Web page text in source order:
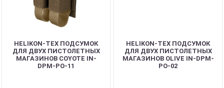
HELIKON-TEX ПОДСУМОК
ДЛЯ ДВУХ ПИСТОЛЕТНЫХ
МАГАЗИНОВ COYOTE IN-
DPM-PO-11
HELIKON-TEX ПОДСУМОК
ДЛЯ ДВУХ ПИСТОЛЕТНЫХ
МАГАЗИНОВ OLIVE IN-DPM-
PO-02